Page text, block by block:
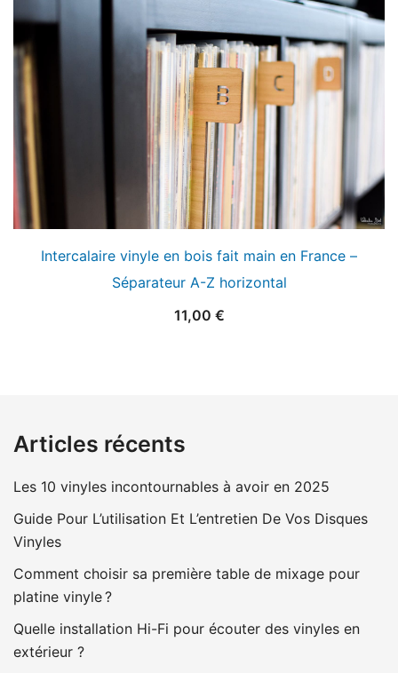
Intercalaire vinyle en bois fait main en France –
Séparateur A-Z horizontal
11,00 €
Articles récents
Les 10 vinyles incontournables à avoir en 2025
Guide Pour L’utilisation Et L’entretien De Vos Disques
Vinyles
Comment choisir sa première table de mixage pour
platine vinyle ?
Quelle installation Hi-Fi pour écouter des vinyles en
extérieur ?